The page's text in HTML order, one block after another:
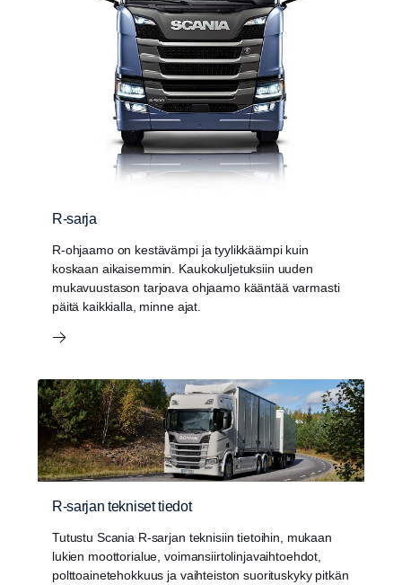
R-sarja
R-ohjaamo on kestävämpi ja tyylikkäämpi kuin
koskaan aikaisemmin. Kaukokuljetuksiin uuden
mukavuustason tarjoava ohjaamo kääntää varmasti
päitä kaikkialla, minne ajat.
R-sarjan tekniset tiedot
Tutustu Scania R-sarjan teknisiin tietoihin, mukaan
lukien moottorialue, voimansiirtolinjavaihtoehdot,
polttoainetehokkuus ja vaihteiston suorituskyky pitkän